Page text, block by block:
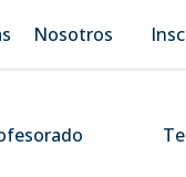
Nosotros